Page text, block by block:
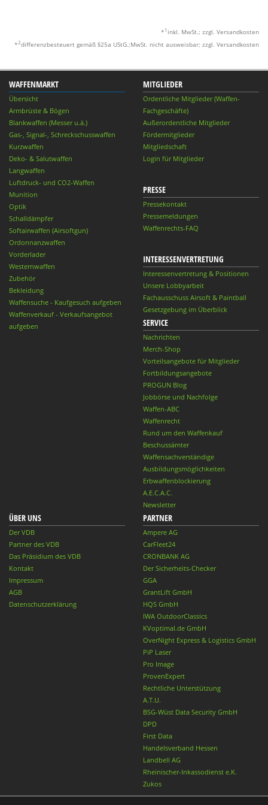
* 1 inkl. MwSt.; zzgl. Versandkosten
*2differenzbesteuert gemäß §25a UStG.;MwSt. nicht ausweisbar; zzgl. Versandkosten
WAFFENMARKT
Übersicht
Armbrüste & Bögen
Blankwaffen (Messer u.ä.)
Gas-, Signal-, Schreckschusswaffen
Kurzwaffen
Deko- & Salutwaffen
Langwaffen
Luftdruck- und CO2-Waffen
Munition
Optik
Schalldämpfer
Softairwaffen (Airsoftgun)
Ordonnanzwaffen
Vorderlader
Westernwaffen
Zubehör
Bekleidung
Waffensuche - Kaufgesuch aufgeben
Waffenverkauf - Verkaufsangebot
aufgeben
MITGLIEDER
Ordentliche Mitglieder (Waffen-
Fachgeschäfte)
Außerordentliche Mitglieder
Fördermitglieder
Mitgliedschaft
Login für Mitglieder
PRESSE
Pressekontakt
Pressemeldungen
Waffenrechts-FAQ
INTERESSENVERTRETUNG
Interessenvertretung & Positionen
Unsere Lobbyarbeit
Fachausschuss Airsoft & Paintball
Gesetzgebung im Überblick
SERVICE
Nachrichten
Merch-Shop
Vorteilsangebote für Mitglieder
Fortbildungsangebote
PROGUN Blog
Jobbörse und Nachfolge
Waffen-ABC
Waffenrecht
Rund um den Waffenkauf
Beschussämter
Waffensachverständige
Ausbildungsmöglichkeiten
Erbwaffenblockierung
A.E.C.A.C.
Newsletter
ÜBER UNS
Der VDB
Partner des VDB
Das Präsidium des VDB
Kontakt
Impressum
AGB
Datenschutzerklärung
PARTNER
Ampere AG
CarFleet24
CRONBANK AG
Der Sicherheits-Checker
GGA
GrantLift GmbH
HQS GmbH
IWA OutdoorClassics
KVoptimal.de GmbH
OverNight Express & Logistics GmbH
PiP Laser
Pro Image
ProvenExpert
Rechtliche Unterstützung
A.T.U.
BSG-Wüst Data Security GmbH
DPD
First Data
Handelsverband Hessen
Landbell AG
Rheinischer-Inkassodienst e.K.
Zukos